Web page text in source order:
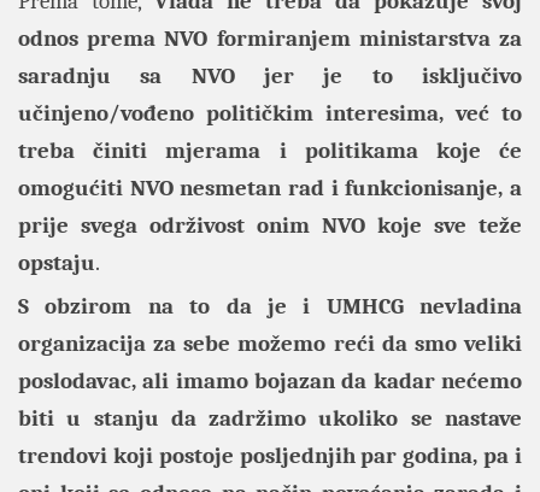
odnos prema NVO formiranjem ministarstva za
saradnju sa NVO jer je to isključivo
učinjeno/vođeno političkim interesima, već to
treba činiti mjerama i politikama koje će
omogućiti NVO nesmetan rad i funkcionisanje, a
prije svega održivost onim NVO koje sve teže
opstaju.
S obzirom na to da je i UMHCG nevladina
organizacija za sebe možemo reći da smo veliki
poslodavac, ali imamo bojazan da kadar nećemo
biti u stanju da zadržimo ukoliko se nastave
trendovi koji postoje posljednjih par godina, pa i